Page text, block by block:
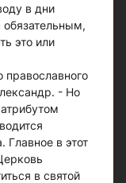
в дни
обязательным,
это или
- Но
Главное в этот
в святой